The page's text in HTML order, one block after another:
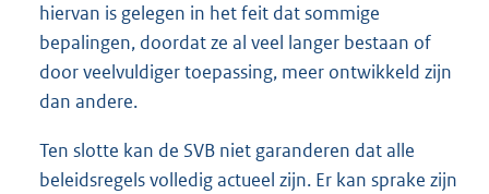
hiervan is gelegen in het feit dat sommige
bepalingen, doordat ze al veel langer bestaan of
door veelvuldiger toepassing, meer ontwikkeld zijn
dan andere.
Ten slotte kan de SVB niet garanderen dat alle
beleidsregels volledig actueel zijn. Er kan sprake zijn